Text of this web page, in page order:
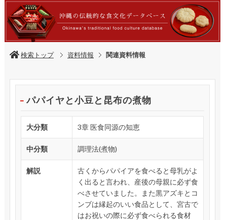
検索トップ 資料情報 関連資料情報
パパイヤと小豆と昆布の煮物
大分類 3章 医食同源の知恵
中分類 調理法(煮物)
解説
古くからパパイアを食べると母乳がよ
く出ると言われ、産後の母親に必ず食
べさせていました。また黒アズキとコ
ンブは縁起のいい食品として、宮古で
はお祝いの際に必ず食べられる食材